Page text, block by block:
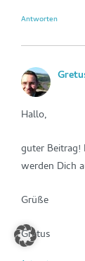
Antworten
Hallo,
guter
werden Dich
Grüße
Gretus